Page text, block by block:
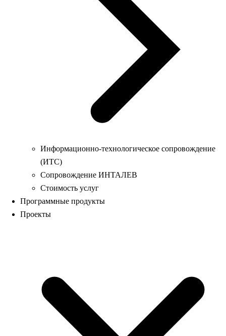
Информационно-технологическое сопровождение
(ИТС)
Сопровождение ИНТАЛЕВ
Стоимость услуг
Программные продукты
Проекты